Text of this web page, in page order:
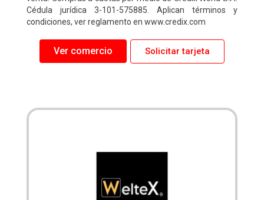
Cédula jurídica 3-101-575885. Aplican términos y
condiciones, ver reglamento en www.credix.com
Ver comercio Solicitar tarjeta